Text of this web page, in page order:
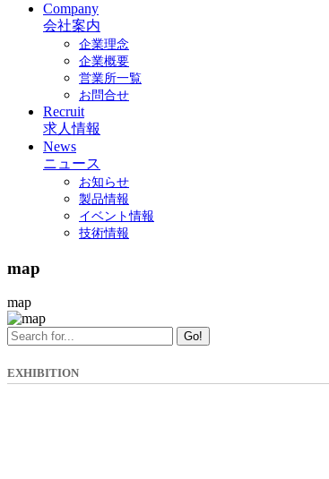
Company
会社案内
企業理念
企業概要
営業所一覧
お問合せ
Recruit
求人情報
News
ニュース
お知らせ
製品情報
イベント情報
技術情報
map
map
Go!
EXHIBITION